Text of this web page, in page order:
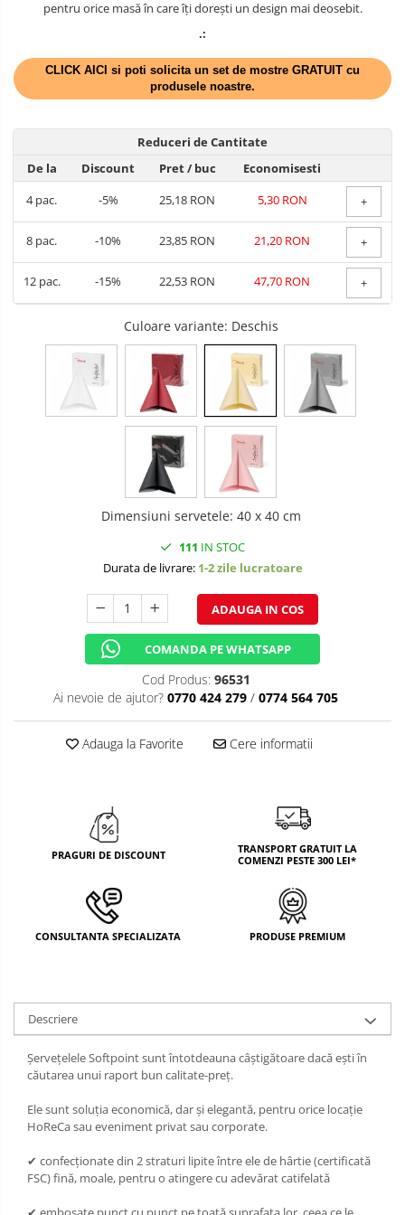
TEMATICA RUSTICA
TEMATICA ROMANTICA
DECOR 1 & 8 MARTIE
DECOR ZIUA ROMANIEI
DECOR CRACIUN & REVELION
DECOR VARA
DECOR IARNA
TEMATICA CULINARA
DECOR MOS NICOLAE
DECOR OKTOBER FEST
DECOR BABY SHOWER
pentru orice masă în care îți dorești un design mai deosebit.
.:
CLICK AICI si poti solicita un set de mostre GRATUIT cu
produsele noastre.
Reduceri de Cantitate
De la
Discount Pret/ buc
Economisesti
4pac. -5% 25,18 RON 5,30 RON +
8 pac. -10% 23,85 RON 21,20 RON +
12pac. -15% 22,53 RON 47,70 RON +
Culoare variante: Deschis
Dimensiuni servetele: 40 x 40 cm
111 IN STOC
Durata de livrare:1-2 zile lucratoare
ADAUGA IN COS
COMANDA PE WHATSAPP
Cod Produs: 96531
Ai nevoie de ajutor? 0770 424 279 / 0774 564 705
Adauga la Favorite Cere informatii
PRAGURI DE DISCOUNT
TRANSPORT GRATUIT LA
COMENZI PESTE 300 LEI*
CONSULTANTA SPECIALIZATA PRODUSE PREMIUM
Descriere
Șervețelele Softpoint sunt întotdeauna câștigătoare dacă ești în
căutarea unui raport bun calitate-preț.
Ele sunt soluția economică, dar și elegantă, pentru orice locație
HoReCa sau eveniment privat sau corporate.
✔ confecționate din 2 straturi lipite între ele de hârtie (certificată
FSC) fină, moale, pentru o atingere cu adevărat catifelată